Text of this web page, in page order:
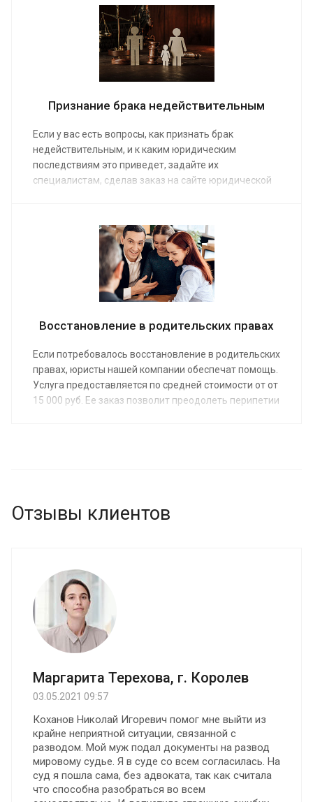
семейным делам от 10 000 руб. Наши
правозащитники неоднократно занимались такими
делами, поэтому гарантированно решат ваш вопрос.
Признание брака недействительным
Если у вас есть вопросы, как признать брак
недействительным, и к каким юридическим
последствиям это приведет, задайте их
специалистам, сделав заказ на сайте юридической
услуги, наши юристы руководствуются положениями
Семейного кодекса и сложившейся судебной
Восстановление в родительских правах
Если потребовалось восстановление в родительских
правах, юристы нашей компании обеспечат помощь.
Услуга предоставляется по средней стоимости от от
15 000 руб. Ее заказ позволит преодолеть перипетии
Отзывы клиентов
Маргарита Терехова, г. Королев
03.05.2021 09:57
Коханов Николай Игоревич помог мне выйти из
крайне неприятной ситуации, связанной с
разводом. Мой муж подал документы на развод
мировому судье. Я в суде со всем согласилась. На
суд я пошла сама, без адвоката, так как считала
что способна разобраться во всем